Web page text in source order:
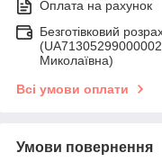
Оплата на рахунок
Безготівковий
Миколаївна)
Всі умови оплати
Умови повернення